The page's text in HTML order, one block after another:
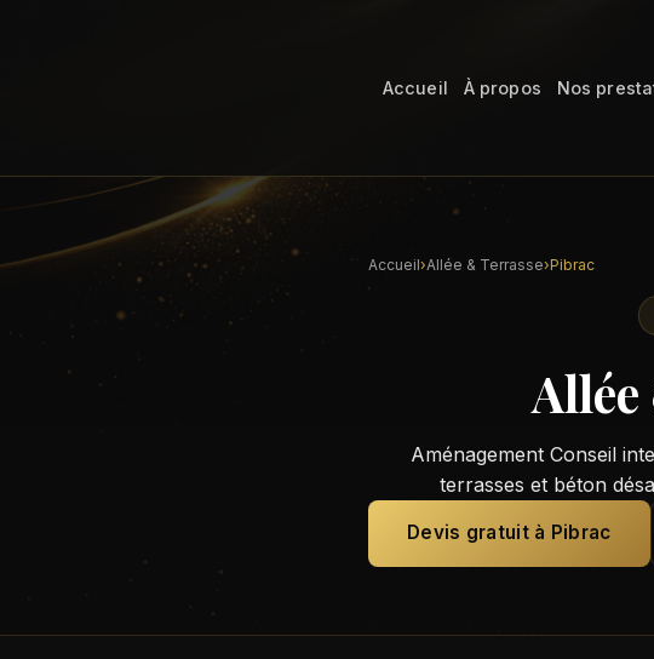
Accueil À propos Nos
Accueil›Allée & Terrasse›Pibrac
Aménagement Conseil
terrasses et béton
Devis gratuit à Pibrac